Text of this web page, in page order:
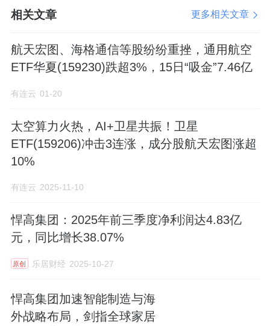
态，塑造出既满足功能需求，又充满优雅气质
独角兽五金智造基地的庄严奠基，标志着悍高
产业重任；以增资扩产，开启浩瀚蓝图与远征
担当！于激流中勇进，于变局中开新，悍高这
艘领先的世界级家居五金航母，正以磅礴之
势，全力领航民族品牌的全球梦想！
相关文章 更多相关文章
航天宏图、海格通信等股纷纷重挫，通用航空
ETF华夏(159230)跌超3%，15日“吸金”7.46亿
有连云 01-20
太空算力火热，AI+卫星共振！卫星
ETF(159206)冲击3连涨，成分股航天宏图涨超
10%
有连云 2025-11-10
悍高集团：2025年前三季度净利润达4.83亿
元，同比增长38.07%
原创 乐居财经 2025-10-27
悍高集团加速智能制造与海
外战略布局，剑指全球家居